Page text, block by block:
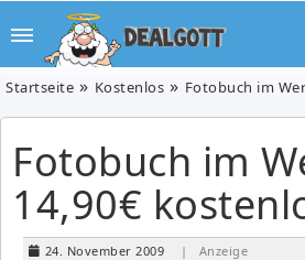
Startseite Kostenlos Fotobuch im Wert von
Fotobuch im
14,90€
24. November 2009 | Anzeige